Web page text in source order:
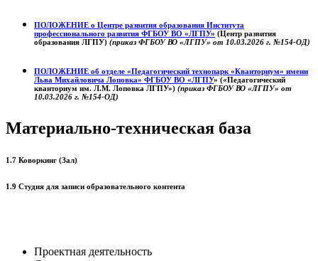
ПОЛОЖЕНИЕ о Центре развития образования Института
профессионального развития ФГБОУ ВО «ЛГПУ» (Центр развития
образования ЛГПУ) (приказ ФГБОУ ВО «ЛГПУ» от 10.03.2026 г. №154-ОД)
ПОЛОЖЕНИЕ об отделе «Педагогический технопарк «Кванториум» имени
Льва Михайловича Лоповка» ФГБОУ ВО «ЛГПУ» («Педагогический
кванториум им. Л.М. Лоповка ЛГПУ») (приказ ФГБОУ ВО «ЛГПУ» от
10.03.2026 г. №154-ОД)
Материально-техническая база
1.7 Коворкинг (Зал)
1.9 Студия для записи образовательного контента
Проектная деятельность